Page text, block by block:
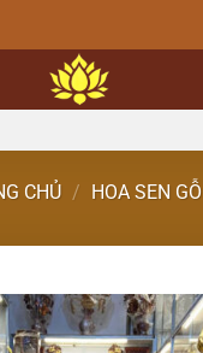
CHỦ / HOA SEN GỖ